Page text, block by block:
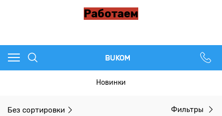
Работаем
BUKOM
Новинки
Без сортировки Фильтры